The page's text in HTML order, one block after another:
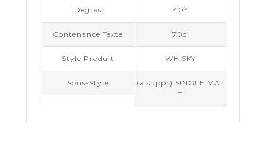
Degrés 40°
Contenance Texte 70cl
Style Produit WHISKY
Sous-Style
(a suppr) SINGLE MAL
T